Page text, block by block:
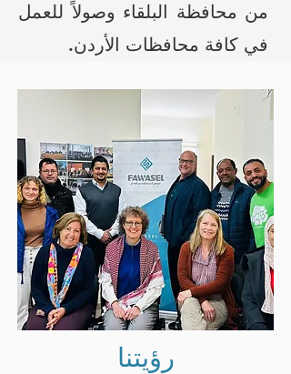
من محافظة البلقاء وصولاً للعمل
في كافة محافظات الأردن.
رؤيتنا